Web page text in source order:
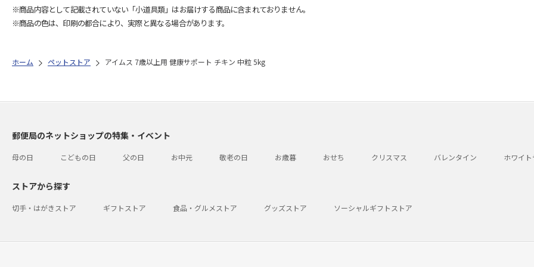
※商品内容として記載されていない「小道具類」はお届けする商品に含まれておりません。
※商品の色は、印刷の都合により、実際と異なる場合があります。
ホーム ペットストア アイムス 7歳以上用 健康サポート チキン 中粒 5kg
郵便局のネットショップの特集・イベント
母の日 こどもの日 父の日 お中元 敬老の日 お歳暮 おせち クリスマス バレンタイン ホワイ
ストアから探す
切手・はがきストア ギフトストア 食品・グルメストア グッズストア ソーシャルギフトストア